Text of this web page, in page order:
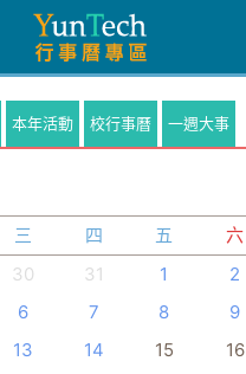
本年活動 校行事曆 一週大事
三 四 五 六
30 31 1 2
6 7 8 9
13 14 15 16